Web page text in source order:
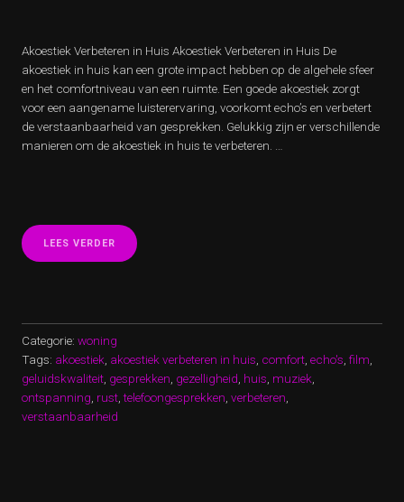
Akoestiek Verbeteren in Huis Akoestiek Verbeteren in Huis De
akoestiek in huis kan een grote impact hebben op de algehele sfeer
en het comfortniveau van een ruimte. Een goede akoestiek zorgt
voor een aangename luisterervaring, voorkomt echo’s en verbetert
de verstaanbaarheid van gesprekken. Gelukkig zijn er verschillende
manieren om de akoestiek in huis te verbeteren. …
LEES VERDER “TIPS
VOOR
IN
HUIS”
Categorie: woning
Tags: akoestiek akoestiek verbeteren in huis comfort echo's film
geluidskwaliteit gesprekken gezelligheid huis muziek
ontspanning rust ,telefoongesprekken verbeteren
verstaanbaarheid